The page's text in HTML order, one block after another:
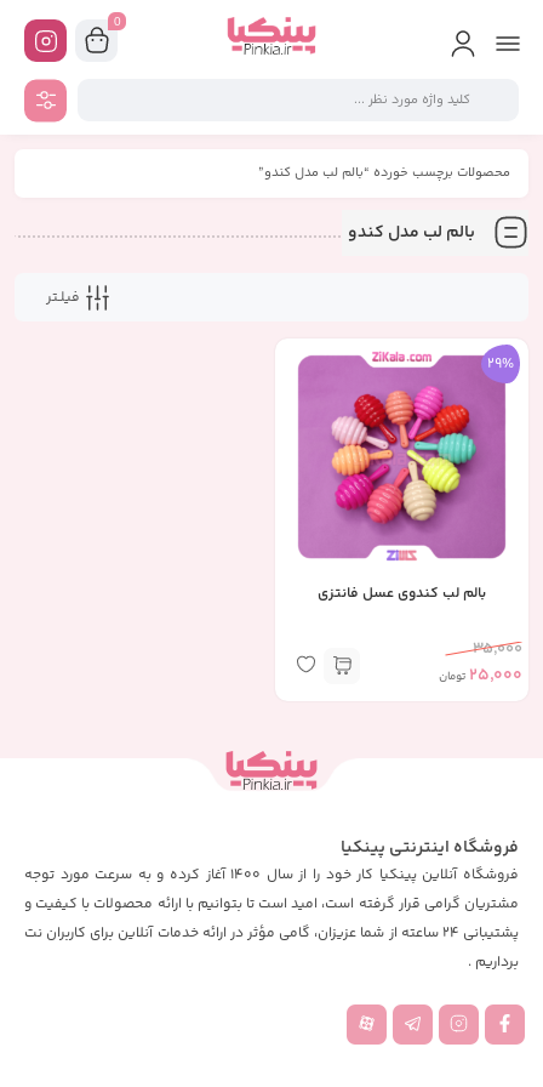
0
محصولات برچسب خورده “بالم لب مدل کندو”
بالم لب مدل کندو
فیلـتر
29%
بالم لب کندوی عسل فانتزی
35,000
25,000 تومان
فروشگاه اینترنتی پینکیا
فروشگاه آنلاین پینکیا کار خود را از سال 1400 آغاز کرده و به سرعت مورد توجه
مشتریان گرامی قرار گرفته است، امید است تا بتوانیم با ارائه محصولات با کیفیت و
پشتیبانی 24 ساعته از شما عزیزان، گامی مؤثر در ارائه خدمات آنلاین برای کاربران نت
برداریم .